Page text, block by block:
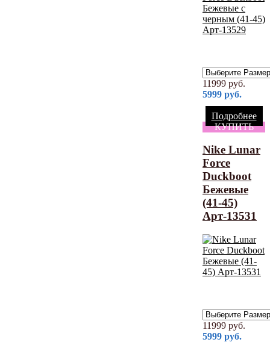
11999 руб.
5999 руб.
Подробнее
КУПИТЬ
Nike Lunar
Force
Duckboot
Бежевые
(41-45)
Арт-13531
11999 руб.
5999 руб.